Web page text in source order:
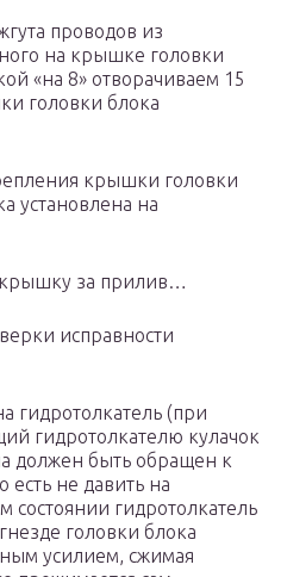
проводов из
на крышке головки
«на 8» отворачиваем 15
головки блока
крышки головки
установлена на
за прилив…
исправности
гидротолкатель (при
гидротолкателю кулачок
должен быть обращен к
есть не давить на
состоянии гидротолкатель
головки блока
усилием, сжимая